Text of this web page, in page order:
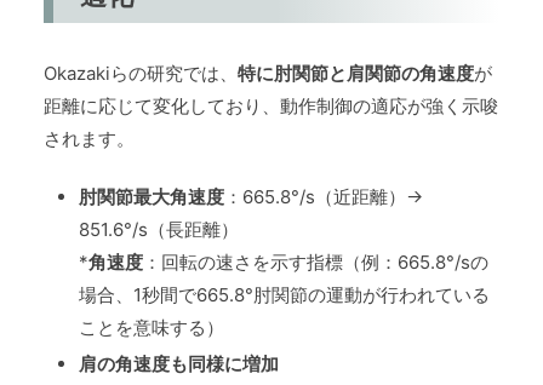
Okazakiらの研究では、 特に肘関節と肩関節の角速度が
距離に応じて変化しており、動作制御の適応が強く示唆
されます。
肘関節最大角速度 ：665.8°/s（近距離）→
851.6°/s（長距離）
*角速度 ：回転の速さを示す指標（例：665.8°/sの
場合、1秒間で665.8°肘関節の運動が行われている
ことを意味する）
肩の角速度も同様に増加